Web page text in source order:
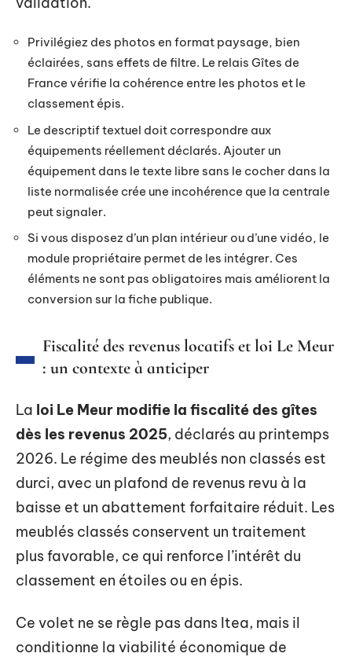
Privilégiez des photos en format paysage, bien
éclairées, sans effets de filtre. Le relais Gîtes de
France vérifie la cohérence entre les photos et le
classement épis.
Le descriptif textuel doit correspondre aux
équipements réellement déclarés. Ajouter un
équipement dans le texte libre sans le cocher dans la
liste normalisée crée une incohérence que la centrale
peut signaler.
Si vous disposez d’un plan intérieur ou d’une vidéo, le
module propriétaire permet de les intégrer. Ces
éléments ne sont pas obligatoires mais améliorent la
conversion sur la fiche publique.
Fiscalité des revenus locatifs et loi Le Meur
: un contexte à anticiper
La loi Le Meur modifie la fiscalité des gîtes
dès les revenus 2025, déclarés au printemps
2026. Le régime des meublés non classés est
durci, avec un plafond de revenus revu à la
baisse et un abattement forfaitaire réduit. Les
meublés classés conservent un traitement
plus favorable, ce qui renforce l’intérêt du
classement en étoiles ou en épis.
Ce volet ne se règle pas dans Itea, mais il
conditionne la viabilité économique de